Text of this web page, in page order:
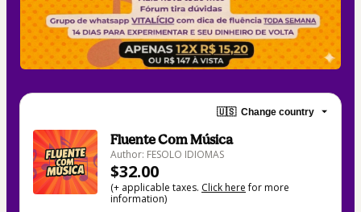
🇺🇸 Change country
Fluente Com Música
Author: FESOLO IDIOMAS
$32.00
(+ applicable taxes. Click herefor more
information)